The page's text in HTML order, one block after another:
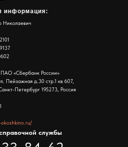
информация:
Николаевич
«Сбербанк России»
Пейзажная д.30 стр.1 кв 607,
Петербург 195273, Россия
службы